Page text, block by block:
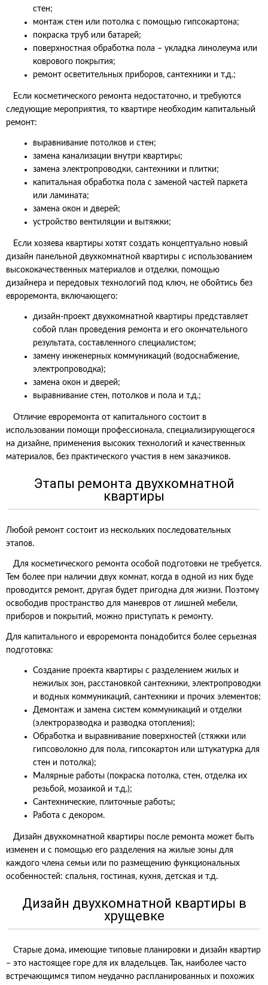
стен;
монтаж стен или потолка с помощью гипсокартона;
покраска труб или батарей;
поверхностная обработка пола – укладка линолеума или
коврового покрытия;
ремонт осветительных приборов, сантехники и т.д.;
Если косметического ремонта недостаточно, и требуются
следующие мероприятия, то квартире необходим капитальный
ремонт:
выравнивание потолков и стен;
замена канализации внутри квартиры;
замена электропроводки, сантехники и плитки;
капитальная обработка пола с заменой частей паркета
или ламината;
замена окон и дверей;
устройство вентиляции и вытяжки;
Если хозяева квартиры хотят создать концептуально новый
дизайн панельной двухкомнатной квартиры с использованием
высококачественных материалов и отделки, помощью
дизайнера и передовых технологий под ключ, не обойтись без
евроремонта, включающего:
дизайн-проект двухкомнатной квартиры представляет
собой план проведения ремонта и его окончательного
результата, составленного специалистом;
замену инженерных коммуникаций (водоснабжение,
электропроводка);
замена окон и дверей;
выравнивание стен, потолков и пола и т.д.;
Отличие евроремонта от капитального состоит в
использовании помощи профессионала, специализирующегося
на дизайне, применения высоких технологий и качественных
материалов, без практического участия в нем заказчиков.
Этапы ремонта двухкомнатной
квартиры
Любой ремонт состоит из нескольких последовательных
этапов.
Для косметического ремонта особой подготовки не требуется.
Тем более при наличии двух комнат, когда в одной из них буде
проводится ремонт, другая будет пригодна для жизни. Поэтому
освободив пространство для маневров от лишней мебели,
приборов и покрытий, можно приступать к ремонту.
Для капитального и евроремонта понадобится более серьезная
подготовка:
Создание проекта квартиры с разделением жилых и
нежилых зон, расстановкой сантехники, электропроводки
и водных коммуникаций, сантехники и прочих элементов;
Демонтаж и замена систем коммуникаций и отделки
(электроразводка и разводка отопления);
Обработка и выравнивание поверхностей (стяжки или
гипсоволокно для пола, гипсокартон или штукатурка для
стен и потолка);
Малярные работы (покраска потолка, стен, отделка их
резьбой, мозаикой и т.д.);
Сантехнические, плиточные работы;
Работа с декором.
Дизайн двухкомнатной квартиры после ремонта может быть
изменен и с помощью его разделения на жилые зоны для
каждого члена семьи или по размещению функциональных
особенностей: спальня, гостиная, кухня, детская и т.д.
Дизайн двухкомнатной квартиры в
хрущевке
Старые дома, имеющие типовые планировки и дизайн квартир
– это настоящее горе для их владельцев. Так, наиболее часто
встречающимся типом неудачно распланированных и похожих